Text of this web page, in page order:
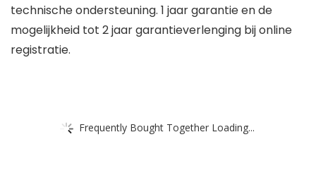
technische ondersteuning. 1 jaar garantie en de
mogelijkheid tot 2 jaar garantieverlenging bij online
registratie.
Frequently Bought Together Loading...